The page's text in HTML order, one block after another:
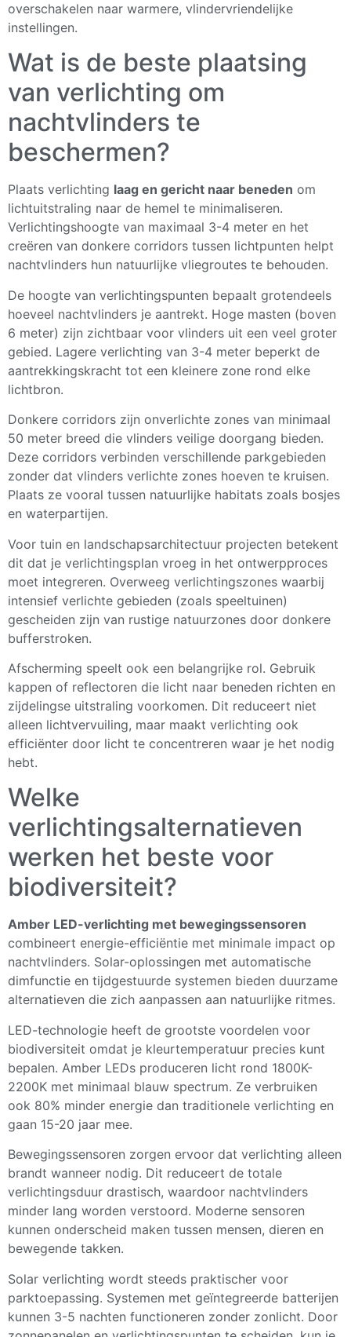
overschakelen naar warmere, vlindervriendelijke
instellingen.
Wat is de beste plaatsing
van verlichting om
nachtvlinders te
beschermen?
Plaats verlichting laag en gericht naar beneden om
lichtuitstraling naar de hemel te minimaliseren.
Verlichtingshoogte van maximaal 3-4 meter en het
creëren van donkere corridors tussen lichtpunten helpt
nachtvlinders hun natuurlijke vliegroutes te behouden.
De hoogte van verlichtingspunten bepaalt grotendeels
hoeveel nachtvlinders je aantrekt. Hoge masten (boven
6 meter) zijn zichtbaar voor vlinders uit een veel groter
gebied. Lagere verlichting van 3-4 meter beperkt de
aantrekkingskracht tot een kleinere zone rond elke
lichtbron.
Donkere corridors zijn onverlichte zones van minimaal
50 meter breed die vlinders veilige doorgang bieden.
Deze corridors verbinden verschillende parkgebieden
zonder dat vlinders verlichte zones hoeven te kruisen.
Plaats ze vooral tussen natuurlijke habitats zoals bosjes
en waterpartijen.
Voor tuin en landschapsarchitectuur projecten betekent
dit dat je verlichtingsplan vroeg in het ontwerpproces
moet integreren. Overweeg verlichtingszones waarbij
intensief verlichte gebieden (zoals speeltuinen)
gescheiden zijn van rustige natuurzones door donkere
bufferstroken.
Afscherming speelt ook een belangrijke rol. Gebruik
kappen of reflectoren die licht naar beneden richten en
zijdelingse uitstraling voorkomen. Dit reduceert niet
alleen lichtvervuiling, maar maakt verlichting ook
efficiënter door licht te concentreren waar je het nodig
hebt.
Welke
verlichtingsalternatieven
werken het beste voor
biodiversiteit?
Amber LED-verlichting met bewegingssensoren
combineert energie-efficiëntie met minimale impact op
nachtvlinders. Solar-oplossingen met automatische
dimfunctie en tijdgestuurde systemen bieden duurzame
alternatieven die zich aanpassen aan natuurlijke ritmes.
LED-technologie heeft de grootste voordelen voor
biodiversiteit omdat je kleurtemperatuur precies kunt
bepalen. Amber LEDs produceren licht rond 1800K-
2200K met minimaal blauw spectrum. Ze verbruiken
ook 80% minder energie dan traditionele verlichting en
gaan 15-20 jaar mee.
Bewegingssensoren zorgen ervoor dat verlichting alleen
brandt wanneer nodig. Dit reduceert de totale
verlichtingsduur drastisch, waardoor nachtvlinders
minder lang worden verstoord. Moderne sensoren
kunnen onderscheid maken tussen mensen, dieren en
bewegende takken.
Solar verlichting wordt steeds praktischer voor
parktoepassing. Systemen met geïntegreerde batterijen
kunnen 3-5 nachten functioneren zonder zonlicht. Door